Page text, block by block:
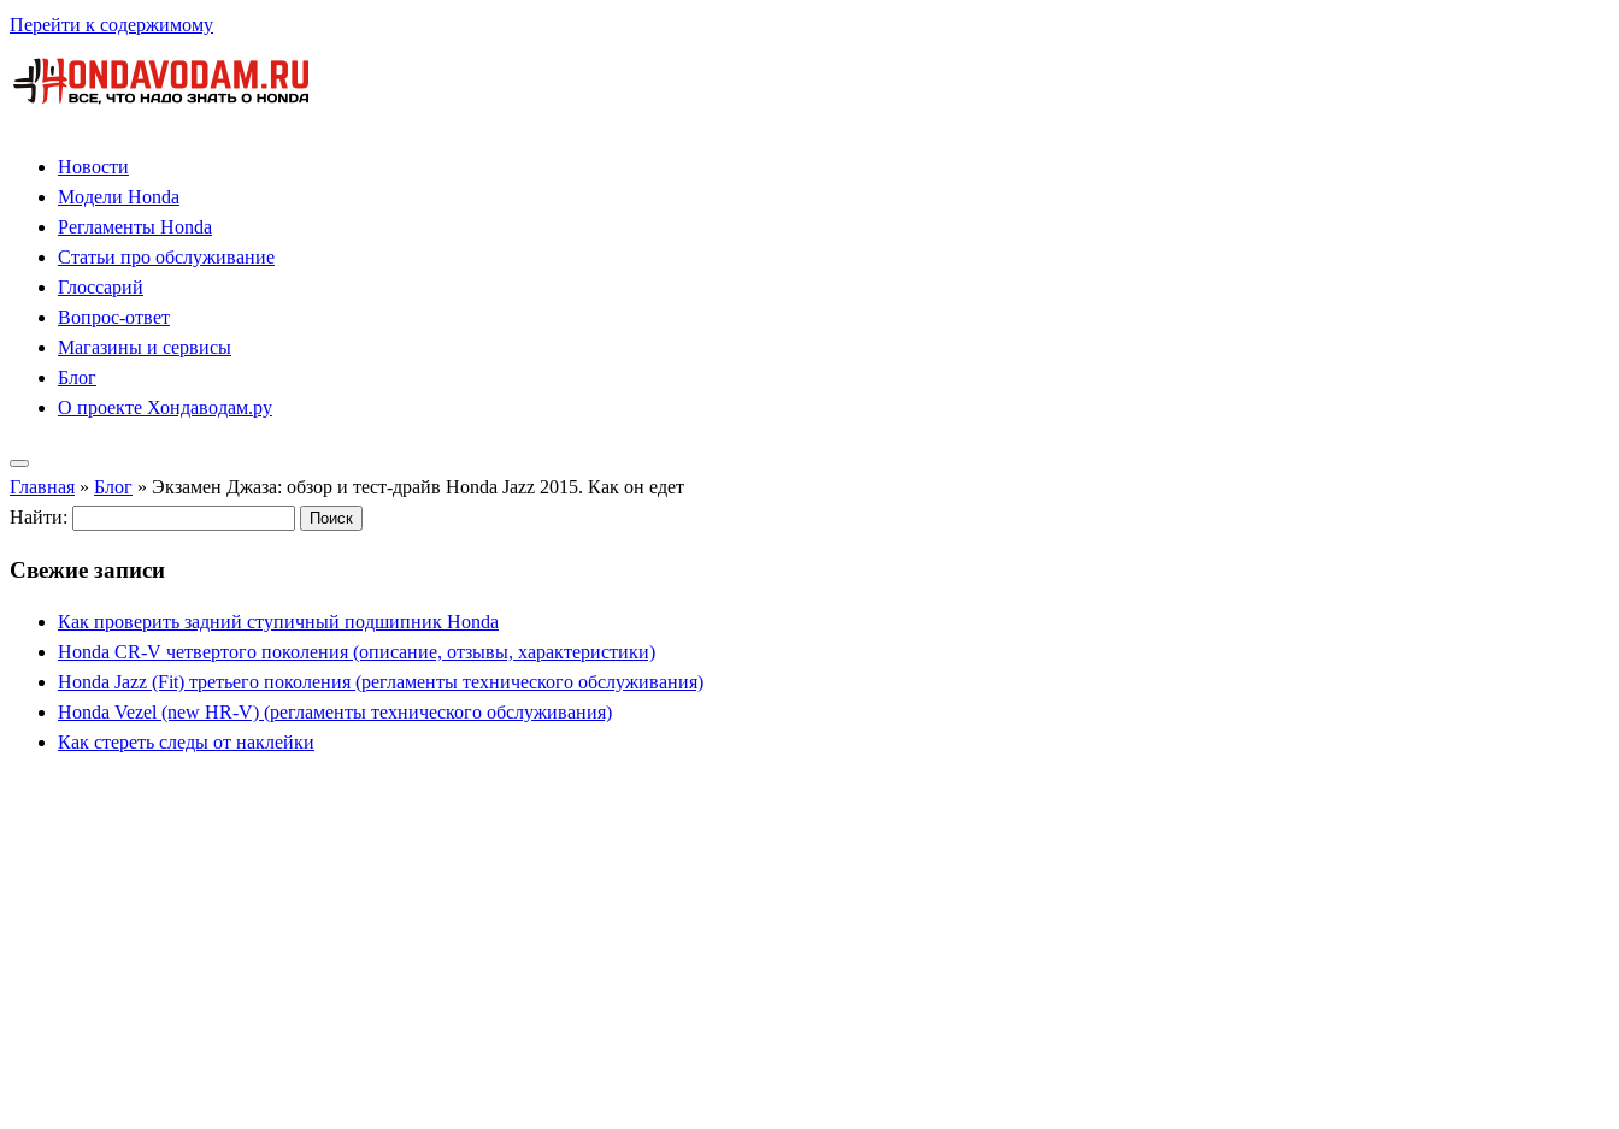
Перейти к содержимому
Новости
Модели Honda
Регламенты Honda
Статьи про обслуживание
Глоссарий
Вопрос-ответ
Магазины и сервисы
Блог
О проекте Хондаводам.ру
Главная » Блог » Экзамен Джаза: обзор и тест-драйв Honda Jazz 2015. Как он едет
Найти:
Свежие записи
Как проверить задний ступичный подшипник Honda
Honda CR-V четвертого поколения (описание, отзывы, характеристики)
Honda Jazz (Fit) третьего поколения (регламенты технического обслуживания)
Honda Vezel (new HR-V) (регламенты технического обслуживания)
Как стереть следы от наклейки